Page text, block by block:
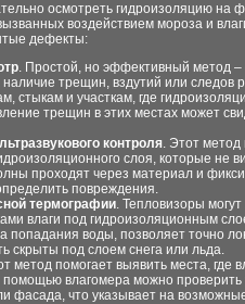
осмотреть гидроизоляцию на
воздействием мороза и
дефекты:
. Простой, но эффективный метод –
наличие трещин, вздутий или
стыкам и участкам, где
трещин в этих местах может
контроля. Этот
слоя, которые не
проходят через материал и
повреждения.
термографии. Тепловизоры
влаги под гидроизоляционным
попадания воды, позволяет точно
скрыты под слоем снега или льда.
метод помогает выявить места, где
влагомера можно проверить
фасада, что указывает на